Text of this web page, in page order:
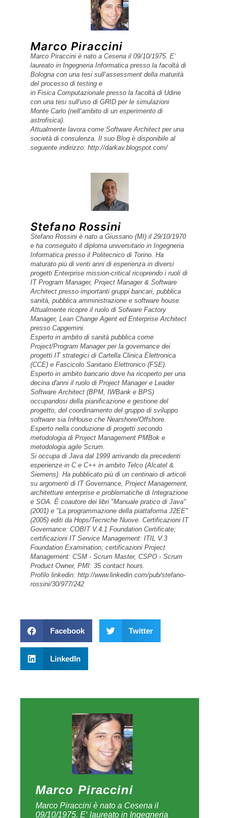
Esperto in ambito di sanità pubblica come
Project/Program Manager per la governance dei
progetti IT strategici di Cartella Clinica Elettronica
Esperto in ambito bancario dove ha ricoperto per una
decina d'anni il ruolo di Project Manager e Leader
Software Architect (BPM, IWBank e BPS)
occupandosi della pianificazione e gestione del
progetto, del coordinamento del gruppo di sviluppo
software sia InHouse che Nearshore/Offshore.
Esperto nella conduzione di progetti secondo
metodologia di Project Management PMBok e
metodologia agile Scrum.
Si occupa di Java dal 1999 arrivando da precedenti
esperienze in C e C++ in ambito Telco (Alcatel &
Siemens). Ha pubblicato più di un centinaio di articoli
su argomenti di IT Governance, Project Management,
e SOA. È coautore dei libri "Manuale pratico di Java"
(2001) e "La programmazione della piattaforma J2EE"
(2005) editi da Hops/Tecniche Nuove. Certificazioni IT
Governance: COBIT V.4.1 Foundation Certificate;
certificazioni IT Service Management: ITIL V.3
Management: CSM - Scrum Master, CSPO - Scrum
Product Owner, PMI: 35 contact hours.
Profilo linkedin: http://www.linkedin.com/pub/stefano-
rossini/30/977/242
Facebook Twitter
LinkedIn
Marco Piraccini
Marco Piraccini è nato a Cesena il
09/10/1975. E‘ laureato in Ingegneria
Informatica presso la facoltà di Bologna
con una tesi sull‘assessment della
maturità del processo di testing e
in Fisica Computazionale presso la
facoltà di Udine con una tesi sull‘uso di
GRID per le simulazioni Monte Carlo
(nell‘ambito di un esperimento di
astrofisica).
Attualmente lavora come Software
Architect per una società di consulenza.
Il suo Blog è disponibile al seguente
Stefano Rossini
Stefano Rossini è nato a Giussano (MI) il
29/10/1970 e ha conseguito il diploma
universitario in Ingegneria Informatica
presso il Politecnico di Torino. Ha
maturato più di venti anni di esperienza
critical ricoprendo i ruoli di IT Program
Manager, Project Manager & Software
Architect presso importanti gruppi